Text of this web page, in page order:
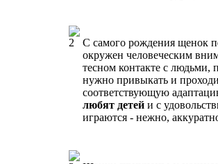
С самого рождения щенок
окружен человеческим
тесном контакте с людьми,
нужно привыкать и
соответствующую
любят детей и с
играются - нежно,